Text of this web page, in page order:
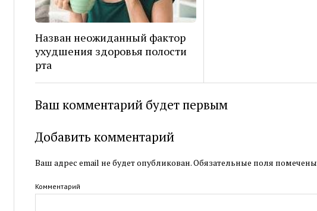
Назван неожиданный фактор
ухудшения здоровья полости
рта
Ваш комментарий будет первым
Добавить комментарий
Ваш адрес email не будет опубликован.Обязательные поля помечены
Комментарий